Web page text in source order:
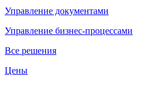
Управление документами
Управление бизнес-процессами
Все решения
Цены